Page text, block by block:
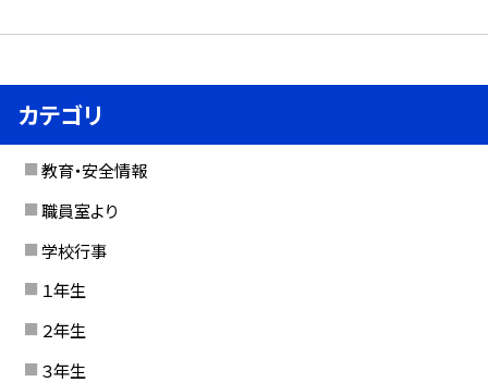
カテゴリ
教育・安全情報
職員室より
学校行事
１年生
２年生
３年生